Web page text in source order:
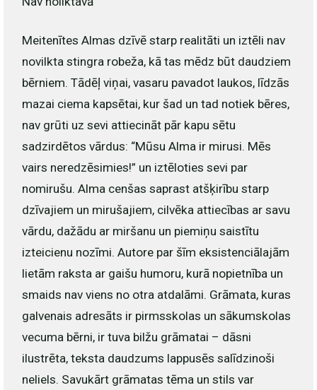
Meitenītes Almas dzīvē starp realitāti un iztēli nav
novilkta stingra robeža, kā tas mēdz būt daudziem
bērniem. Tādēļ viņai, vasaru pavadot laukos, līdzās
mazai ciema kapsētai, kur šad un tad notiek bēres,
nav grūti uz sevi attiecināt pār kapu sētu
sadzirdētos vārdus: “Mūsu Alma ir mirusi. Mēs
vairs neredzēsimies!” un iztēloties sevi par
nomirušu. Alma cenšas saprast atšķirību starp
dzīvajiem un mirušajiem, cilvēka attiecības ar savu
vārdu, dažādu ar miršanu un piemiņu saistītu
izteicienu nozīmi. Autore par šīm eksistenciālajām
lietām raksta ar gaišu humoru, kurā nopietnība un
smaids nav viens no otra atdalāmi. Grāmata, kuras
galvenais adresāts ir pirmsskolas un sākumskolas
vecuma bērni, ir tuva bilžu grāmatai – dāsni
ilustrēta, teksta daudzums lappusēs salīdzinoši
neliels. Savukārt grāmatas tēma un stils var